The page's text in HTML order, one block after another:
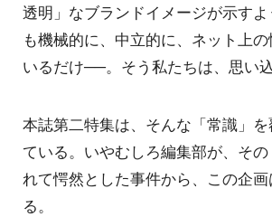
透明」なブランドイメージが示す
も機械的に、中立的に、ネット上
いるだけ──。そう私たちは、思い込
本誌第二特集は、そんな「常識」
ている。いやむしろ編集部が、そ
れて愕然とした事件から、この企
る。